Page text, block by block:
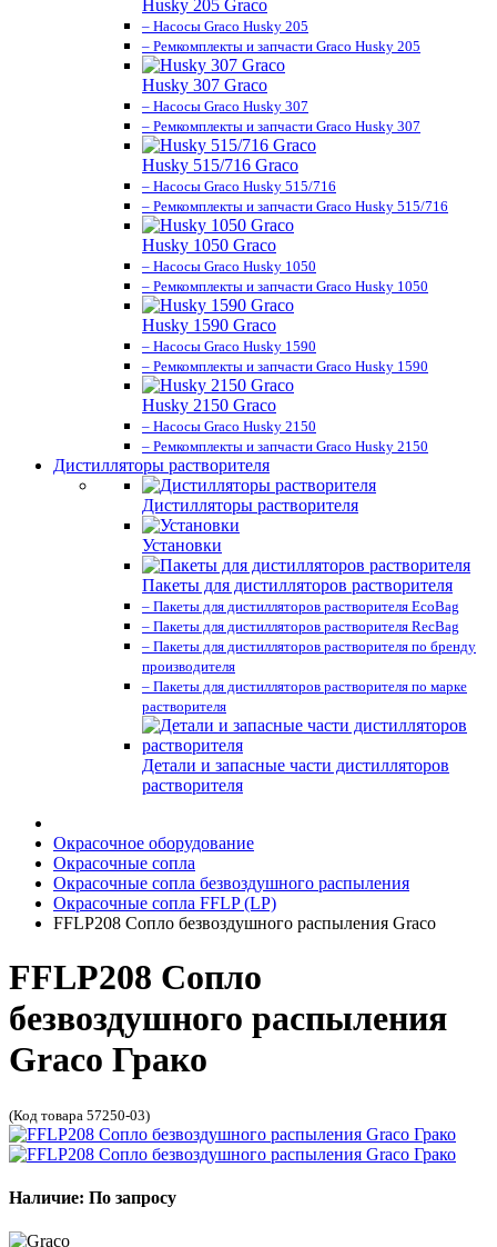
Husky 205 Graco
– Насосы Graco Husky 205
– Ремкомплекты и запчасти Graco Husky 205
Husky 307 Graco
– Насосы Graco Husky 307
– Ремкомплекты и запчасти Graco Husky 307
Husky 515/716 Graco
– Насосы Graco Husky 515/716
– Ремкомплекты и запчасти Graco Husky 515/716
Husky 1050 Graco
– Насосы Graco Husky 1050
– Ремкомплекты и запчасти Graco Husky 1050
Husky 1590 Graco
– Насосы Graco Husky 1590
– Ремкомплекты и запчасти Graco Husky 1590
Husky 2150 Graco
– Насосы Graco Husky 2150
– Ремкомплекты и запчасти Graco Husky 2150
Дистилляторы растворителя
Дистилляторы растворителя
Установки
Пакеты для дистилляторов растворителя
– Пакеты для дистилляторов растворителя EcoBag
– Пакеты для дистилляторов растворителя RecBag
– Пакеты для дистилляторов растворителя по бренду
производителя
– Пакеты для дистилляторов растворителя по марке
растворителя
Детали и запасные части дистилляторов
растворителя
Окрасочное оборудование
Окрасочные сопла
Окрасочные сопла безвоздушного распыления
Окрасочные сопла FFLP (LP)
FFLP208 Сопло безвоздушного распыления Graco
FFLP208 Сопло
безвоздушного распыления
Graco Грако
(Код товара 57250-03)
Наличие: По запросу